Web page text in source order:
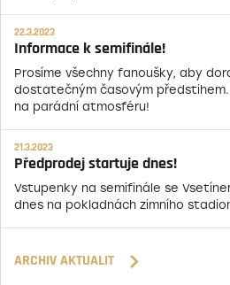
22.3.2023
Informace k semifinále!
Prosíme všechny fanoušky, aby
dostatečným časovým
na parádní atmosféru!
21.3.2023
Předprodej startuje dnes!
Vstupenky na semifinále se
dnes na pokladnách zimního
ARCHIV AKTUALIT